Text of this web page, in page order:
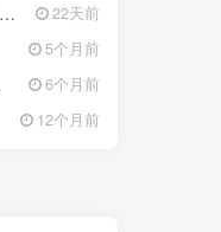
22天前
5个月前
6个月前
12个月前